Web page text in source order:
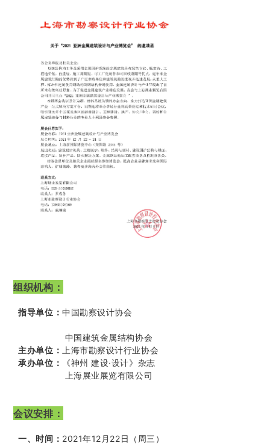
组织机构：
指导单位：中国勘察设计协会
中国建筑金属结构协会
主办单位：
上海市勘察设计行业协会
承办单位：
《神州 建设·设计》杂志
上海展业展览有限公司
会议安排：
一、时间： 2021年12月22日（周三）